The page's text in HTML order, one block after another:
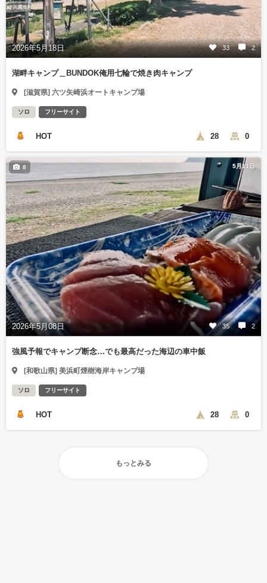
2026年5月18日 33 2
湖畔キャンプ＿BUNDOK俺用七輪で焼き肉キャンプ
[滋賀県] 六ツ矢崎浜オートキャンプ場
ソロ フリーサイト
HOT 28 0
5月11日
2026年5月08日 35 2
8
強風予報でキャンプ断念…でも最高だった海辺の車中飯
[和歌山県] 美浜町煙樹海岸キャンプ場
ソロ フリーサイト
HOT 28 0
もっとみる